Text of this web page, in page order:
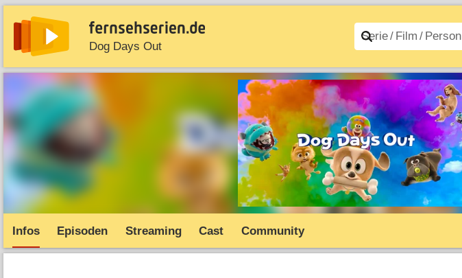
Dog Days Out
News Entdecken Streaming Filme A–Z
Infos Episoden Streaming Cast Community